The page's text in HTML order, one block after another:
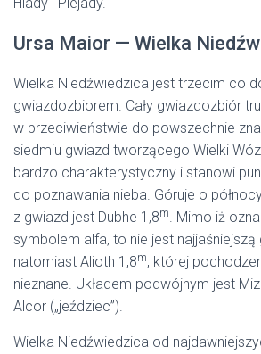
Ursa Maior — Wielka
Wielka Niedźwiedzica jest trzecim co
gwiazdozbiorem. Cały gwiazdozbiór
w przeciwieństwie do powszechnie
siedmiu gwiazd tworzącego Wielki
bardzo charakterystyczny i stanowi
do poznawania nieba. Góruje o
z gwiazd jest Dubhe 1,8m. Mimo iż
symbolem alfa, to nie jest najjaśniejszą
natomiast Alioth 1,8m, której
nieznane. Układem podwójnym jest
Alcor („jeździec”).
Wielka Niedźwiedzica od